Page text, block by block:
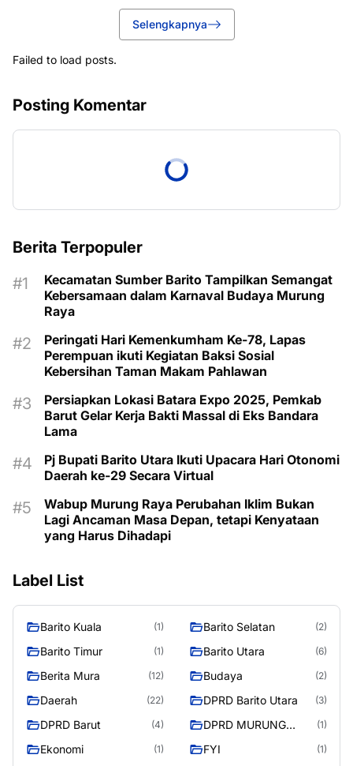
Selengkapnya
Failed to load posts.
Posting Komentar
Berita Terpopuler
Kecamatan Sumber Barito Tampilkan Semangat
Kebersamaan dalam Karnaval Budaya Murung
Raya
Peringati Hari Kemenkumham Ke-78, Lapas
Perempuan ikuti Kegiatan Baksi Sosial
Kebersihan Taman Makam Pahlawan
Persiapkan Lokasi Batara Expo 2025, Pemkab
Barut Gelar Kerja Bakti Massal di Eks Bandara
Lama
Pj Bupati Barito Utara Ikuti Upacara Hari Otonomi
Daerah ke-29 Secara Virtual
Wabup Murung Raya Perubahan Iklim Bukan
Lagi Ancaman Masa Depan, tetapi Kenyataan
yang Harus Dihadapi
Label List
Barito Kuala (1) Barito Selatan (2)
Barito Timur (1) Barito Utara (6)
Berita Mura (12) Budaya (2)
Daerah (22) DPRD Barito Utara (3)
DPRD Barut (4)
DPRD MURUNG
(1)
Ekonomi (1) FYI (1)